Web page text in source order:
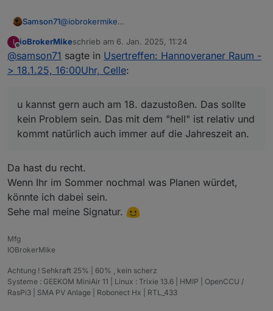
Samson71@iobrokermike
kein Problem sein. Das mit dem "hell" ist relativ und
kommt natürlich auch immer auf die Jahreszeit an.
I
Offline
ioBrokerMikeschrieb am 6. Jan. 2025, 11:24
zuletzt editiert von
@samson71 sagte in Usertreffen: Hannoveraner Raum -
> 18.1.25, 16:00Uhr, Celle:
u kannst gern auch am 18. dazustoßen. Das sollte
kein Problem sein. Das mit dem "hell" ist relativ und
kommt natürlich auch immer auf die Jahreszeit an.
Da hast du recht.
Wenn Ihr im Sommer nochmal was Planen würdet,
könnte ich dabei sein.
Sehe mal meine Signatur.
Mfg
IOBrokerMike
Achtung ! Sehkraft 25% | 60% , kein scherz
Systeme : GEEKOM MiniAir 11 | Linux : Trixie 13.6 | HMIP | OpenCCU /
RasPi3 | SMA PV Anlage | Robonect Hx | RTL_433